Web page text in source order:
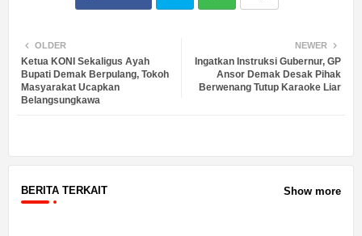
atsa
NEWER
Ingatkan Instruksi Gubernur, GP
Ansor Demak Desak Pihak
Berwenang Tutup Karaoke Liar
OLDER
Ketua KONI Sekaligus Ayah
Bupati Demak Berpulang, Tokoh
Masyarakat Ucapkan
Belangsungkawa
BERITA TERKAIT Show more